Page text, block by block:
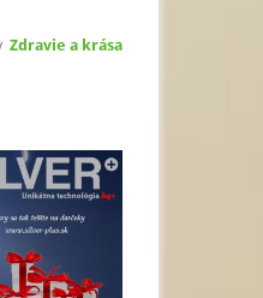
Zdravie a krása